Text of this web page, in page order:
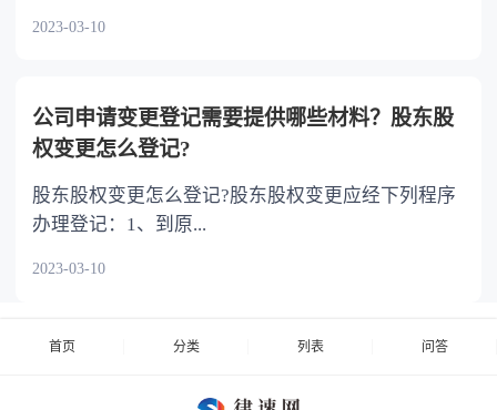
2023-03-10
公司申请变更登记需要提供哪些材料？股东股
权变更怎么登记?
股东股权变更怎么登记?股东股权变更应经下列程序
办理登记：1、到原...
2023-03-10
首页 分类 列表 问答